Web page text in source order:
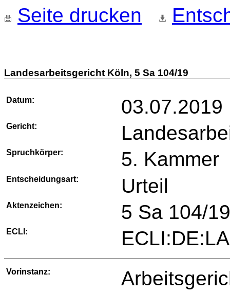
Seite drucken
Landesarbeitsgericht Köln, 5 Sa 104/19
Datum: 03.07.2019
Gericht:
Spruchkörper: 5. Kammer
Entscheidungsart: Urteil
Aktenzeichen: 5 Sa 104/
ECLI:
Vorinstanz: